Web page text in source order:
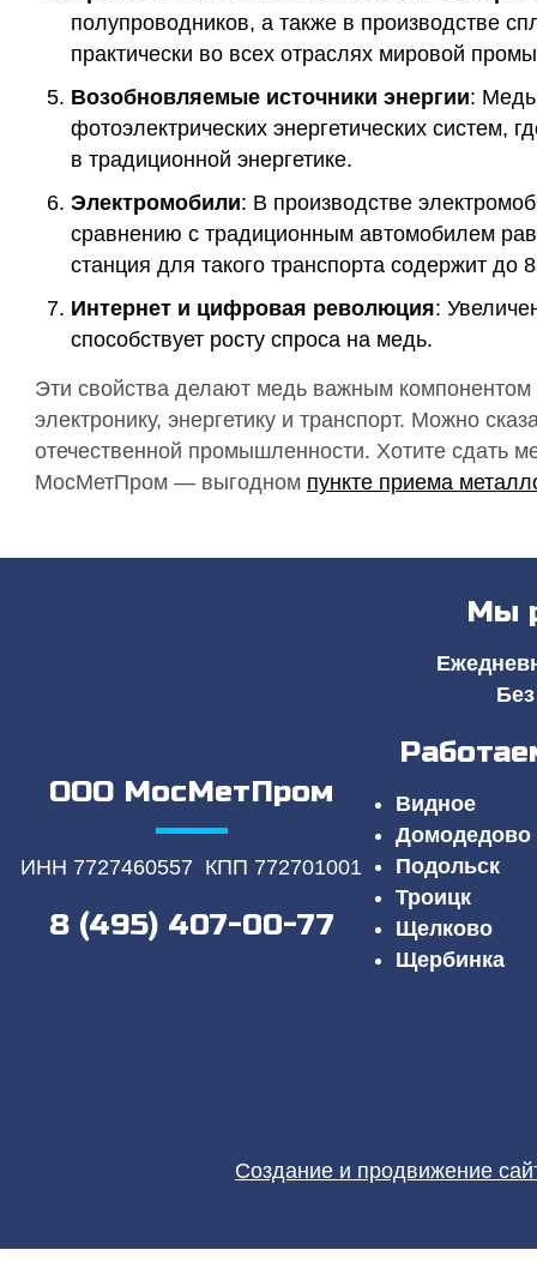
полупроводников, а также в производстве
практически во всех отраслях мировой
Возобновляемые источники энергии: Медь
фотоэлектрических энергетических систем,
в традиционной энергетике.
Электромобили: В производстве
сравнению с традиционным автомобилем
станция для такого транспорта содержит до
Интернет и цифровая революция:
способствует росту спроса на медь.
Эти свойства делают медь важным компонентом
электронику, энергетику и транспорт. Можно
отечественной промышленности. Хотите сдать
МосМетПром — выгодном пункте приема
ООО МосМетПром
ИНН 7727460557 КПП 772701001
8 (495) 407-00-77
Мы
Видное
Домодедово
Подольск
Троицк
Щелково
Щербинка
Создание и продвижение